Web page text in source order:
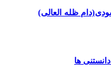
ظله العالی)
ها